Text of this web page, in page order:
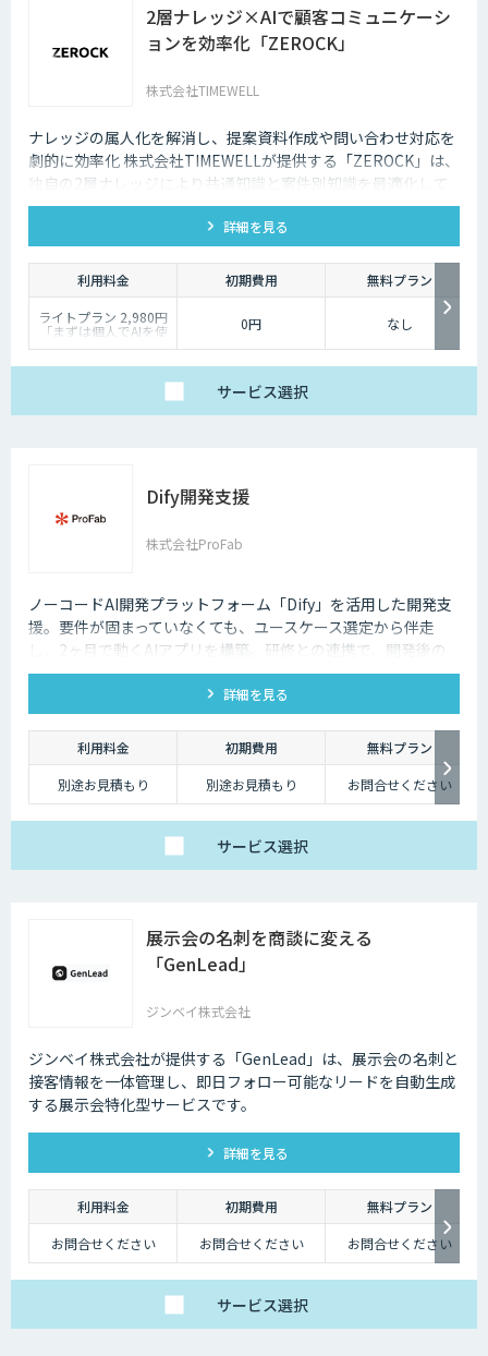
2層ナレッジ×AIで顧客コミュニケーシ
ョンを効率化「ZEROCK」
株式会社TIMEWELL
ナレッジの属人化を解消し、提案資料作成や問い合わせ対応を
劇的に効率化 株式会社TIMEWELLが提供する「ZEROCK」は、
独自の2層ナレッジにより共通知識と案件別知識を最適化して
活用できるAIエージェントです 。資料作成や返信工数を最大
80%削減し、商談獲得までを自動化します。
詳細を見る
利用料金 初期費用
無料プラン
ライトプラン 2,980円
「まずは個人でAIを使
い倒したい」方に
で、日々の壁打ちや調
※AIスライド作成など
「チームで業務を劇的
に変えたい」方に
・5名様まで一律料金
で使い放題
・全機能制限なし！ AI
を最大化
0円 なし
サービス選択
Dify開発支援
株式会社ProFab
ノーコードAI開発プラットフォーム「Dify」を活用した開発支
援。要件が固まっていなくても、ユースケース選定から伴走
し、2ヶ月で動くAIアプリを構築。研修との連携で、開発後の
内製化・自走までサポートします。
詳細を見る
利用料金 初期費用
無料プラン
別途お見積もり
別途お見積もり お問合せください
サービス選択
展示会の名刺を商談に変える
「GenLead」
ジンベイ株式会社
ジンベイ株式会社が提供する「GenLead」は、展示会の名刺と
接客情報を一体管理し、即日フォロー可能なリードを自動生成
する展示会特化型サービスです。
詳細を見る
利用料金 初期費用
無料プラン
お問合せください
お問合せください お問合せください
サービス選択